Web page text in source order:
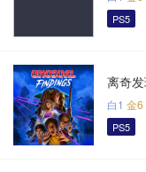
PS5
离奇
白1 金6
PS5